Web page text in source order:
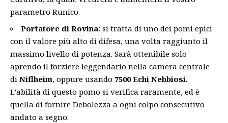
parametro Runico.
Portatore di Rovina: si tratta di uno dei pomi epici
con il valore più alto di difesa, una volta raggiunto il
massimo livello di potenza. Sarà ottenibile solo
aprendo il forziere leggendario nella camera centrale
di Niflheim, oppure usando 7500 Echi Nebbiosi.
L’abilità di questo pomo si verifica raramente, ed è
quella di fornire Debolezza a ogni colpo consecutivo
andato a segno.